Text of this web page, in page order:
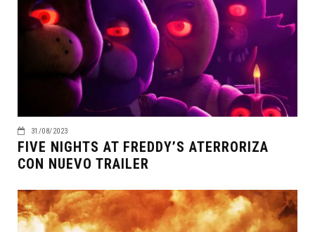
31/08/2023
FIVE NIGHTS AT FREDDY’S ATERRORIZA
CON NUEVO TRAILER